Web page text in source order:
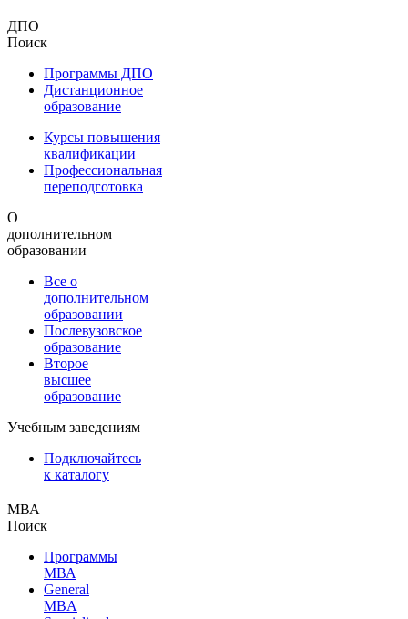
ДПО
Поиск
Программы ДПО
Дистанционное
образование
Курсы повышения
квалификации
Профессиональная
переподготовка
О
дополнительном
образовании
Все о
дополнительном
образовании
Послевузовское
образование
Второе
высшее
образование
Учебным заведениям
Подключайтесь
к каталогу
МВА
Поиск
Программы
МВА
General
MBA